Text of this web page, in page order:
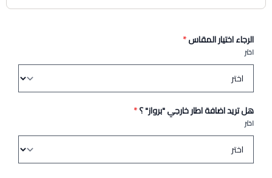
الرجاء اختيار المقاس*
اختر
هل تريد اضافة اطار خارجي "برواز" ؟*
اختر